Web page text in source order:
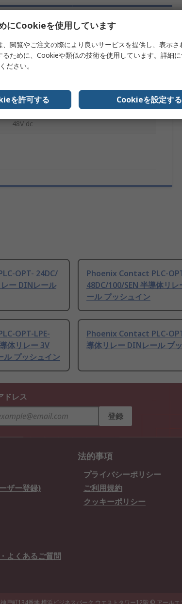
その他 詳細情報
す。
フエニックスコンタクト
48V dc
OPT- 24DC/
ー DINレール
Phoenix Contact PLC-
48DC/100/SEN 半導体リ
ール プッシュイン
OPT-LPE-
体リレー 3V
ル プッシュイン
Phoenix Contact PLC-
導体リレー DINレール プ
ドレス
登録
ザー登録)
よくあるご質問
法的事項
プライバシーポリシー
ご利用規約
クッキーポリシー
にCookieを使用しています
閲覧やご注文の際により良いサービスを提供し、表示さ
ために、Cookieや類似の技術を使用しています。詳細に
ださい。
を許可する Cookieを設定する